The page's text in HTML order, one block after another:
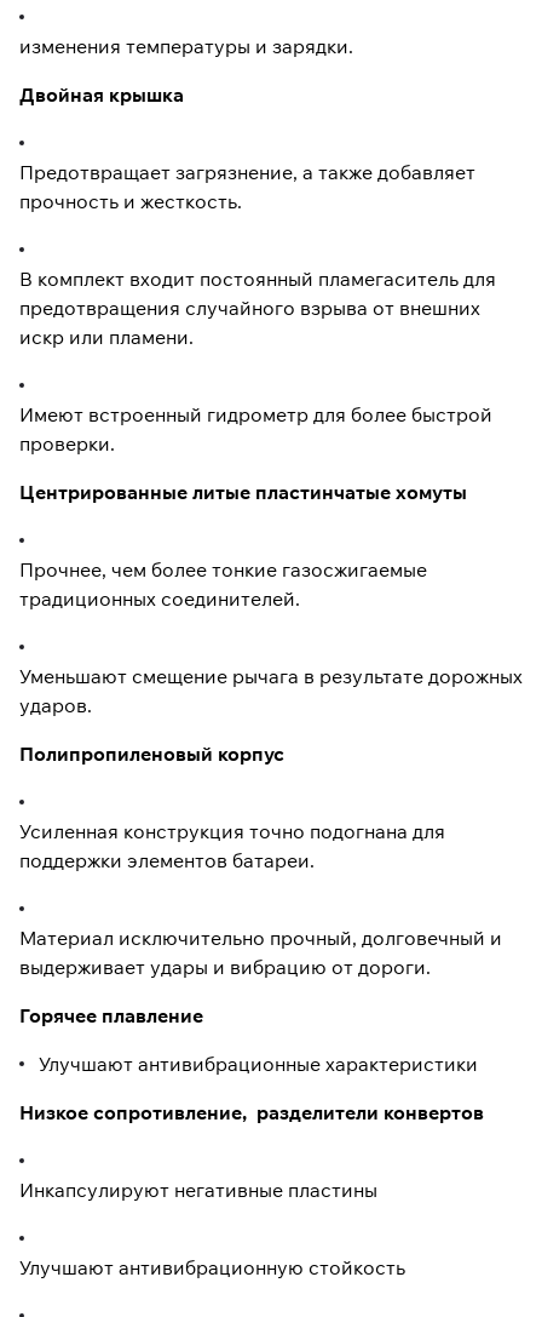
изменения температуры и зарядки.
Двойная крышка
Предотвращает загрязнение, а также добавляет
прочность и жесткость.
В комплект входит постоянный пламегаситель для
предотвращения случайного взрыва от внешних
искр или пламени.
Имеют встроенный гидрометр для более быстрой
проверки.
Центрированные литые пластинчатые хомуты
Прочнее, чем более тонкие газосжигаемые
традиционных соединителей.
Уменьшают смещение рычага в результате дорожных
ударов.
Полипропиленовый корпус
Усиленная конструкция точно подогнана для
поддержки элементов батареи.
Материал исключительно прочный, долговечный и
выдерживает удары и вибрацию от дороги.
Горячее плавление
Улучшают антивибрационные характеристики
Низкое сопротивление, разделители конвертов
Инкапсулируют негативные пластины
Улучшают антивибрационную стойкость